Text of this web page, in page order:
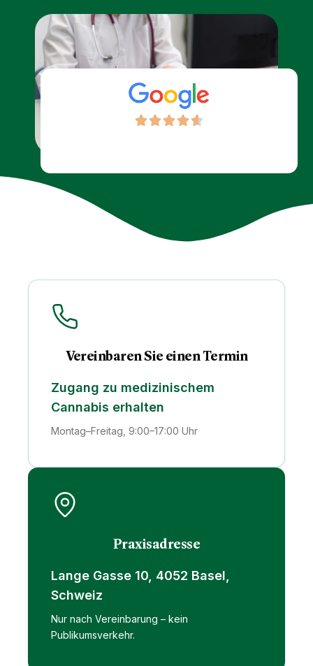
Vereinbaren Sie einen Termin
Zugang zu medizinischem
Cannabis erhalten
Montag–Freitag, 9:00–17:00 Uhr
Praxisadresse
Lange Gasse 10, 4052 Basel,
Schweiz
Nur nach Vereinbarung – kein
Publikumsverkehr.